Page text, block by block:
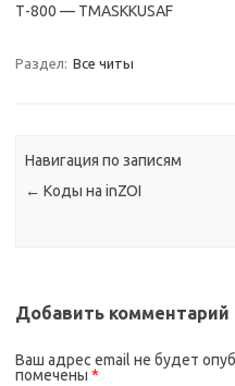
Т-800 — TMASKKUSAF
Раздел: Все читы
Навигация по записям
← Коды на inZOI
Добавить комментарий
Ваш адрес email не будет
помечены *